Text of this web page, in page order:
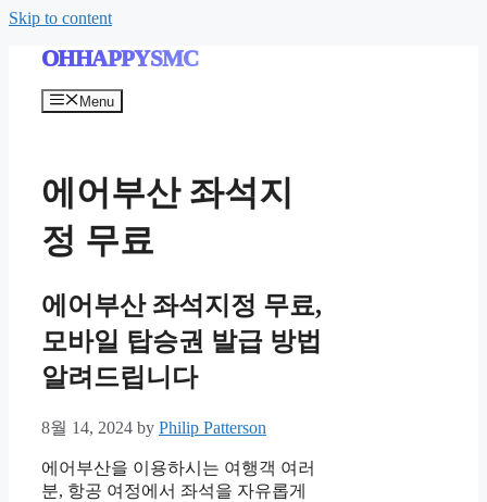
Skip to content
OHHAPPYSMC
Menu
에어부산 좌석지
정 무료
에어부산 좌석지정 무료,
모바일 탑승권 발급 방법
알려드립니다
8월 14, 2024 by Philip Patterson
에어부산을 이용하시는 여행객 여러
분, 항공 여정에서 좌석을 자유롭게